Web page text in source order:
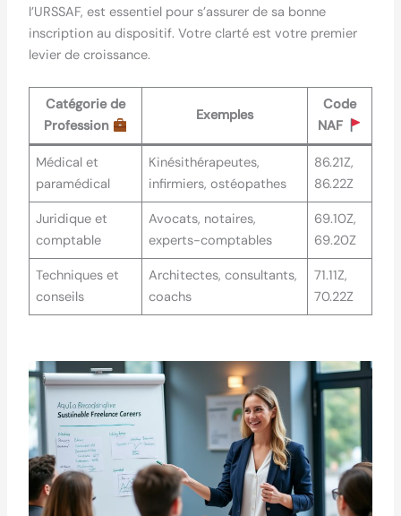
l’URSSAF, est essentiel pour s’assurer de sa bonne
inscription au dispositif. Votre clarté est votre premier
levier de croissance.
Catégorie de
Profession
Exemples
Code
NAF
Médical et
paramédical
Kinésithérapeutes,
infirmiers, ostéopathes
86.21Z,
86.22Z
Juridique et
comptable
Avocats, notaires,
experts-comptables
69.10Z,
69.20Z
Techniques et
conseils
Architectes, consultants,
coachs
71.11Z,
70.22Z